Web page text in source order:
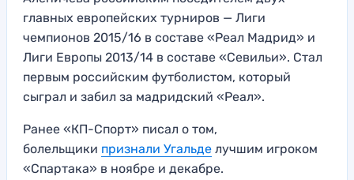
главных европейских турниров — Лиги
чемпионов 2015/16 в составе «Реал Мадрид» и
Лиги Европы 2013/14 в составе «Севильи». Стал
первым российским футболистом, который
сыграл и забил за мадридский «Реал».
Ранее «КП-Спорт» писал о том,
болельщики признали Угальде лучшим игроком
«Спартака» в ноябре и декабре.